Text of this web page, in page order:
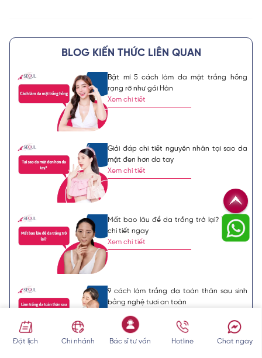
BLOG KIẾN THỨC LIÊN QUAN
Bật mí 5 cách làm da mặt trắng hồng
rạng rỡ như gái Hàn
Xem chi tiết
Giải đáp chi tiết nguyên nhân tại sao da
mặt đen hơn da tay
Xem chi tiết
Mất bao lâu để da trắng trở lại? Tìm hiểu
chi tiết ngay
Xem chi tiết
9 cách làm trắng da toàn thân sau sinh
bằng nghệ tươi an toàn
Đặt lịch Chi nhánh Bác sĩ tư vấn Hotline Chat ngay